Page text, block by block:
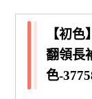
【初
翻領長
色-